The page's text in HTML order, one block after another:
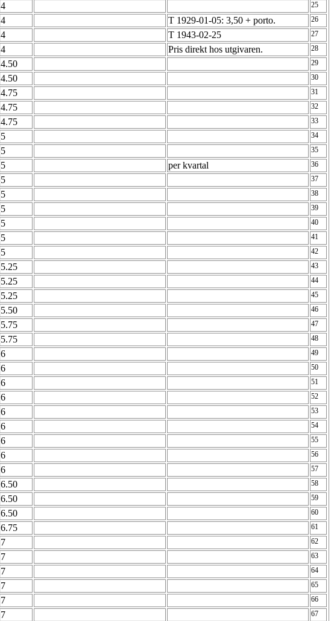
4 25
4 T 1929-01-05: 3,50 + porto. 26
4 T 1943-02-25 27
4 Pris direkt hos utgivaren. 28
4.50 29
4.50 30
4.75 31
4.75 32
4.75 33
5 34
5 35
5 per kvartal 36
5 37
5 38
5 39
5 40
5 41
5 42
5.25 43
5.25 44
5.25 45
5.50 46
5.75 47
5.75 48
6 49
6 50
6 51
6 52
6 53
6 54
6 55
6 56
6 57
6.50 58
6.50 59
6.50 60
6.75 61
7 62
7 63
7 64
7 65
7 66
7 67